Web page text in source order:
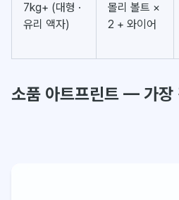
7kg+ (대형 ·
유리 액자)
몰리 볼트 ×
2 + 와이어
소품 아트프린트 — 가장